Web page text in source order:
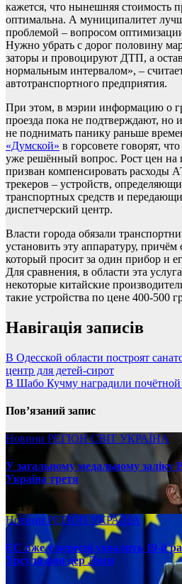
кажется, что нынешняя стоимость
оптимальна. А муниципалитет
проблемой – вопросом
Нужно убрать с дорог половину
заторы и провоцируют ДТП, а
нормальным интервалом», –
автотранспортного предприятия.
При этом, в мэрии информацию о
проезда пока не подтверждают, но
не поднимать панику раньше
«Думской» в горсовете говорят,
уже решённый вопрос. Рост цен на
призван компенсировать расходы
трекеров – устройств,
транспортных средств и
диспетчерский центр.
Власти города обязали
установить эту аппаратуру,
который просит за один прибор и
Для сравнения, в области эта
некоторые китайские
такие устройства по цене 400-500
Навігація записів
В Одесской области построят
центр для детей-сирот
В Шабо Кучму наградили
Пов’язаний запис
Новини РЕГІОНСВІТ УКРАЇНА
У загальному медальному заліку
Україна третя
08.17.2025
НовиниРЕГІОН УКРАЇНА
ЄС вже у вересні ухвалить 19-й
Урсула фон дер Ляєн